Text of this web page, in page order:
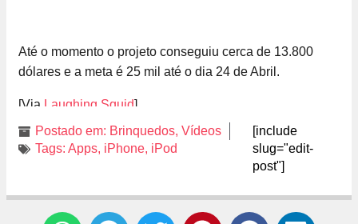
Até o momento o projeto conseguiu cerca de 13.800
dólares e a meta é 25 mil até o dia 24 de Abril.
[Via Laughing Squid]
Postado em: Brinquedos, Vídeos
Tags: Apps, iPhone, iPod
[include
slug="edit-
post"]